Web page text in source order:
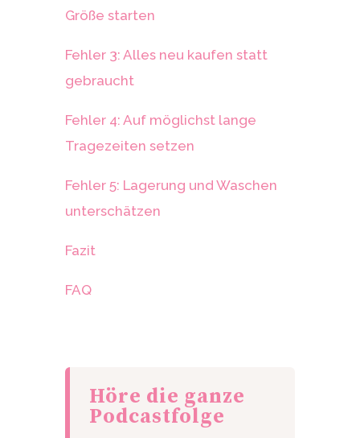
Größe starten
Fehler 3: Alles neu kaufen statt
gebraucht
Fehler 4: Auf möglichst lange
Tragezeiten setzen
Fehler 5: Lagerung und Waschen
unterschätzen
Fazit
FAQ
Höre die ganze
Podcastfolge